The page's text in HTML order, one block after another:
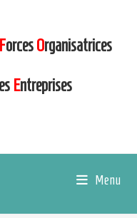
ForcesOrganisatrices
Entreprises
Menu